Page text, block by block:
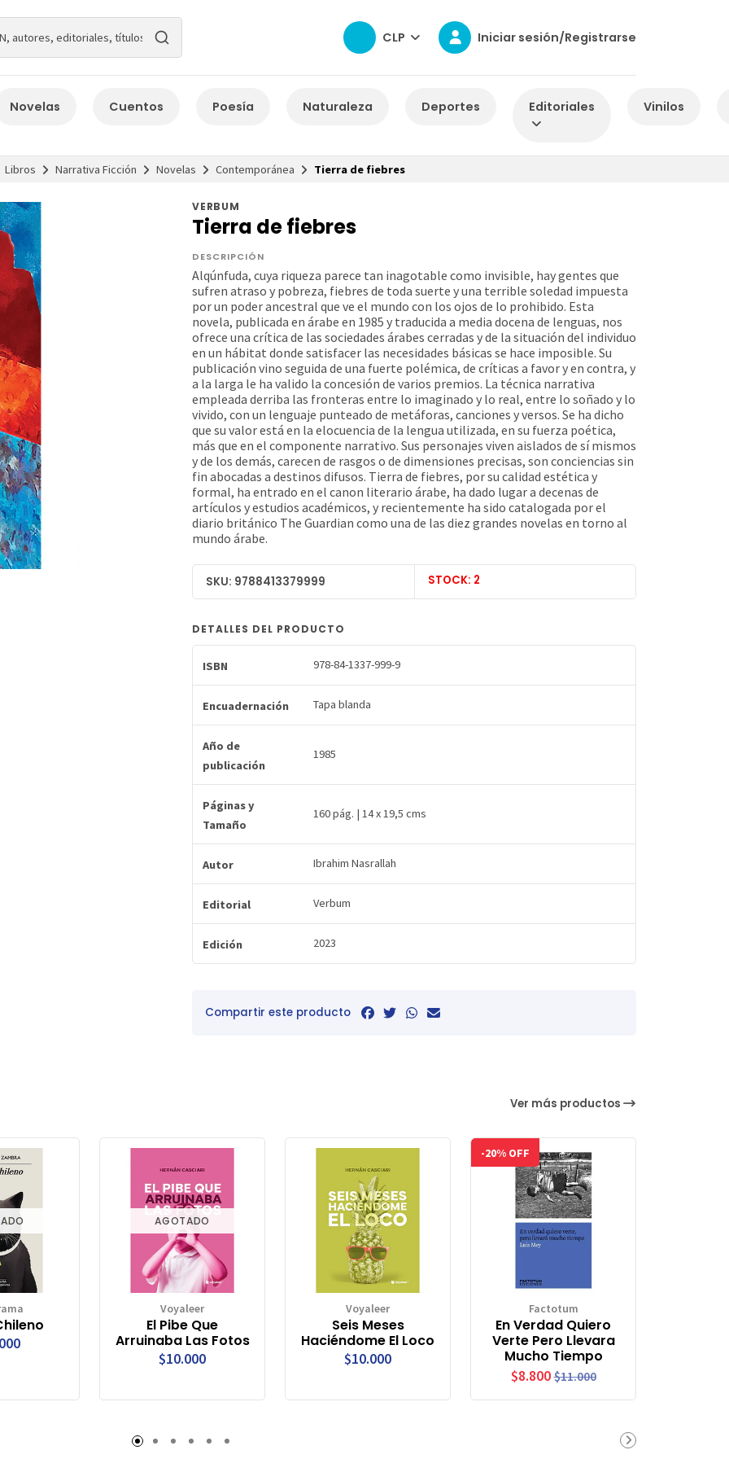
CLP Iniciar sesión/Registrarse
Novelas Cuentos Poesía Naturaleza Deportes Editoriales Vinilos
Libros Narrativa Ficción Novelas Contemporánea Tierra de fiebres
VERBUM
Tierra de fiebres
DESCRIPCIÓN
Alqúnfuda, cuya riqueza parece tan inagotable como invisible, hay gentes que
sufren atraso y pobreza, fiebres de toda suerte y una terrible soledad impuesta
por un poder ancestral que ve el mundo con los ojos de lo prohibido. Esta
novela, publicada en árabe en 1985 y traducida a media docena de lenguas, nos
ofrece una crítica de las sociedades árabes cerradas y de la situación del individuo
en un hábitat donde satisfacer las necesidades básicas se hace imposible. Su
publicación vino seguida de una fuerte polémica, de críticas a favor y en contra, y
a la larga le ha valido la concesión de varios premios. La técnica narrativa
empleada derriba las fronteras entre lo imaginado y lo real, entre lo soñado y lo
vivido, con un lenguaje punteado de metáforas, canciones y versos. Se ha dicho
que su valor está en la elocuencia de la lengua utilizada, en su fuerza poética,
más que en el componente narrativo. Sus personajes viven aislados de sí mismos
y de los demás, carecen de rasgos o de dimensiones precisas, son conciencias sin
fin abocadas a destinos difusos. Tierra de fiebres, por su calidad estética y
formal, ha entrado en el canon literario árabe, ha dado lugar a decenas de
artículos y estudios académicos, y recientemente ha sido catalogada por el
diario británico The Guardian como una de las diez grandes novelas en torno al
mundo árabe.
SKU: 9788413379999 STOCK: 2
DETALLES DEL PRODUCTO
ISBN 978-84-1337-999-9
Encuadernación Tapa blanda
Año de
publicación
1985
Páginas y
Tamaño
160 pág. | 14 x 19,5 cms
Autor Ibrahim Nasrallah
Editorial Verbum
Edición 2023
Compartir este producto
Ver más productos
AGOTADO
Voyaleer
El Pibe Que
Arruinaba Las Fotos
$10.000
Voyaleer
Seis Meses
Haciéndome El Loco
$10.000
-20% OFF
Factotum
En Verdad Quiero
Verte Pero Llevara
Mucho Tiempo
$8.800 $11.000